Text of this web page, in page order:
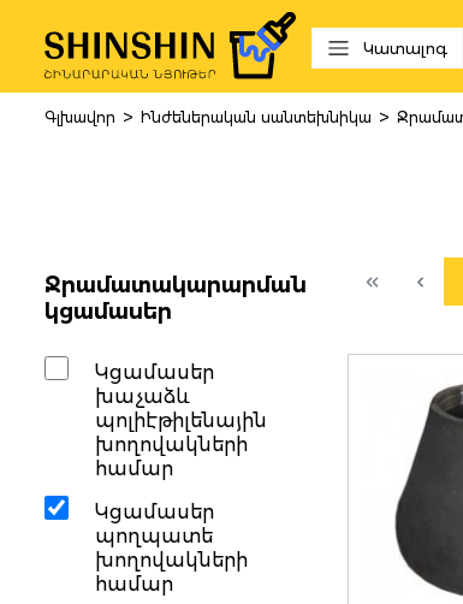
Skip to main navigation
Կատալոգ
Գլխավոր > Ինժեներական սանտեխնիկա >
Ջրամատակարարման
կցամասեր
Կցամասեր
խաչաձև
պոլիէթիլենային
խողովակների
համար
Կցամասեր
պողպատե
խողովակների
համար